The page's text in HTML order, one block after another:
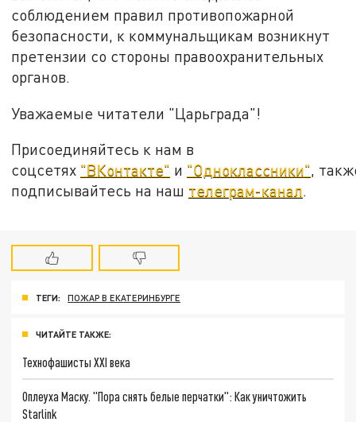
соблюдением правил противопожарной
безопасности, к коммунальщикам возникнут
претензии со стороны правоохранительных
органов.
Уважаемые читатели "Царьграда"!
Присоединяйтесь к нам в
соцсетях "ВКонтакте" и "Одноклассники",
подписывайтесь на наш телеграм-канал.
ТЕГИ: ПОЖАР В ЕКАТЕРИНБУРГЕ
ЧИТАЙТЕ ТАКЖЕ:
Технофашисты XXI века
Оплеуха Маску. "Пора снять белые перчатки": Как уничтожить
Starlink